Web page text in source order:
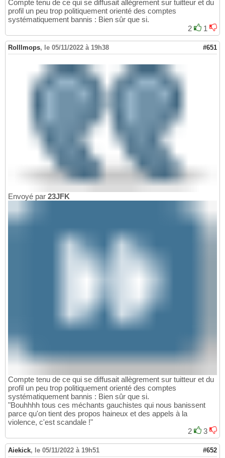
Compte tenu de ce qui se diffusait allègrement sur tuitteur et du
profil un peu trop politiquement orienté des comptes
systématiquement bannis : Bien sûr que si.
2
1
Rolllmops, le 05/11/2022 à 19h38 #651
Envoyé par 23JFK
Compte tenu de ce qui se diffusait allègrement sur tuitteur et du
profil un peu trop politiquement orienté des comptes
systématiquement bannis : Bien sûr que si.
"Bouhhhh tous ces méchants gauchistes qui nous banissent
parce qu'on tient des propos haineux et des appels à la
violence, c'est scandale !"
2
3
Aiekick, le 05/11/2022 à 19h51 #652